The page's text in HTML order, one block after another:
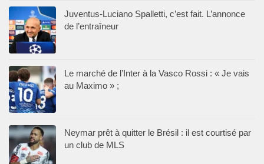
Juventus-Luciano Spalletti, c’est fait. L’annonce
de l’entraîneur
Le marché de l’Inter à la Vasco Rossi : « Je vais
au Maximo » ;
Neymar prêt à quitter le Brésil : il est courtisé par
un club de MLS